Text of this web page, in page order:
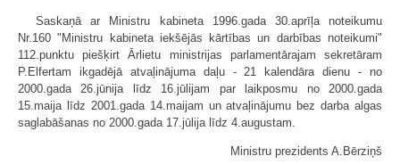
Saskaņā ar Ministru kabineta 1996.gada 30.aprīļa noteikumu
Nr.160 "Ministru kabineta iekšējās kārtības un darbības noteikumi"
112.punktu piešķirt Ārlietu ministrijas parlamentārajam sekretāram
P.Elfertam ikgadējā atvaļinājuma daļu - 21 kalendāra dienu - no
2000.gada 26.jūnija līdz 16.jūlijam par laikposmu no 2000.gada
15.maija līdz 2001.gada 14.maijam un atvaļinājumu bez darba algas
saglabāšanas no 2000.gada 17.jūlija līdz 4.augustam.
Ministru prezidents A.Bērziņš